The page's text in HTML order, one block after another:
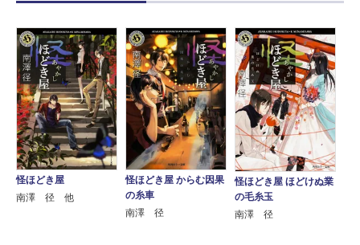
怪ほどき屋
南澤 径 他
怪ほどき屋 からむ因果
の糸車
南澤 径
怪ほどき屋 ほどけぬ業
の毛糸玉
南澤 径